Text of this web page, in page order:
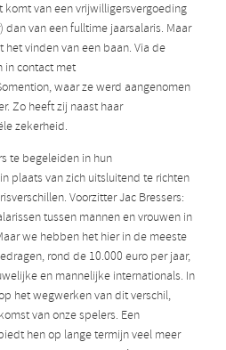
van een vrijwilligersvergoeding
dan van een fulltime jaarsalaris. Maar
vinden van een baan. Via de
in contact met
waar ze werd aangenomen
Zo heeft zij naast haar
zekerheid.
te begeleiden in hun
plaats van zich uitsluitend te richten
Voorzitter Jac Bressers:
tussen mannen en vrouwen in
we hebben het hier in de meeste
rond de 10.000 euro per jaar,
en mannelijke internationals. In
het wegwerken van dit verschil,
van onze spelers. Een
hen op lange termijn veel meer